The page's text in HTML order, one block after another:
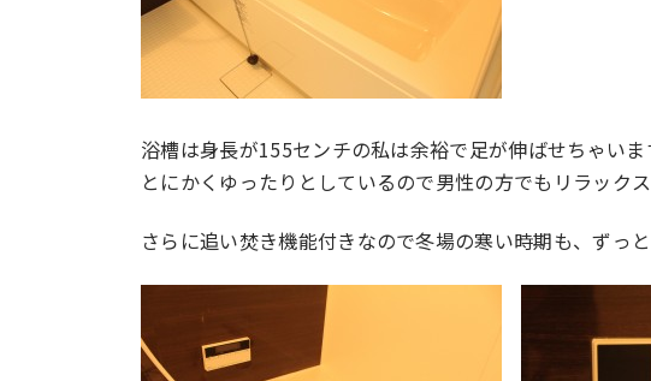
浴槽は身長が155センチの私は余裕で足が伸ばせちゃいま
とにかくゆったりとしているので男性の方でもリラック
さらに追い焚き機能付きなので冬場の寒い時期も、ずっ